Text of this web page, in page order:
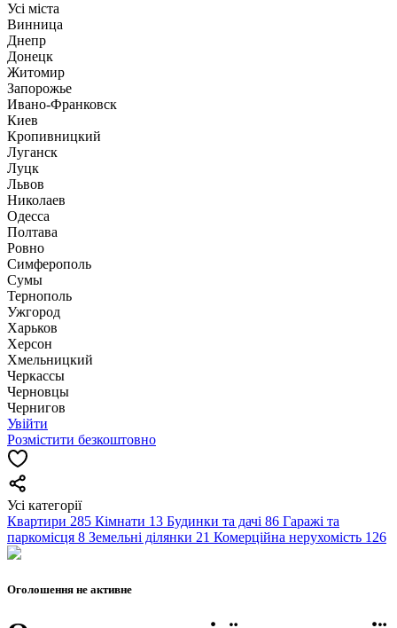
Усі міста
Винница
Днепр
Донецк
Житомир
Запорожье
Ивано-Франковск
Киев
Кропивницкий
Луганск
Луцк
Львов
Николаев
Одесса
Полтава
Ровно
Симферополь
Сумы
Тернополь
Ужгород
Харьков
Херсон
Хмельницкий
Черкассы
Чернoвцы
Чернигов
Увійти
Розмістити безкоштовно
Усі категорії
Квартири 285 Кімнати 13 Будинки та дачі 86 Гаражі та
паркомісця 8 Земельні ділянки 21 Комерційна нерухомість 126
Оголошення не активне